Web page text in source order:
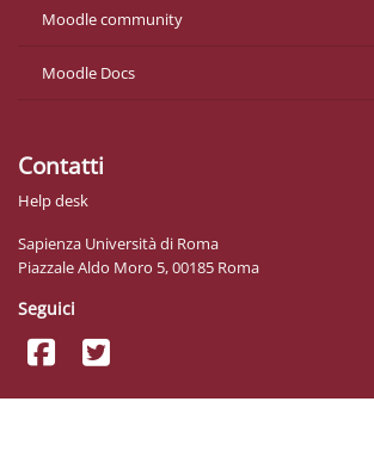
Moodle community
Moodle Docs
Contatti
Help desk
Sapienza Università di Roma
Piazzale Aldo Moro 5, 00185 Roma
Seguici